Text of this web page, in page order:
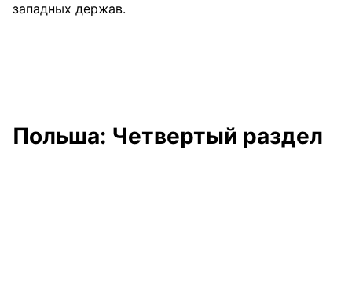
западных держав.
Польша: Четвертый раздел